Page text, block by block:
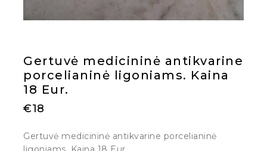
Gertuvė medicininė antikvarine
porcelianinė ligoniams. Kaina
18 Eur.
€18
Gertuvė medicininė antikvarine porcelianinė